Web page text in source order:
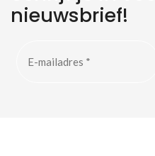
nieuwsbrief!